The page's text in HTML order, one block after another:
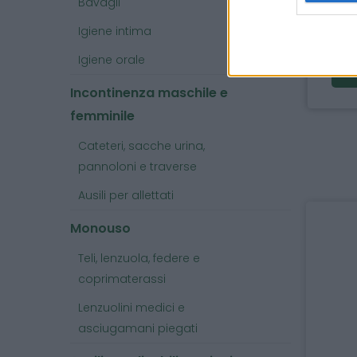
Igiene intima
Igiene orale
Incontinenza maschile e
femminile
Cateteri, sacche urina,
pannoloni e traverse
Ausili per allettati
Monouso
Teli, lenzuola, federe e
coprimaterassi
Lenzuolini medici e
asciugamani piegati